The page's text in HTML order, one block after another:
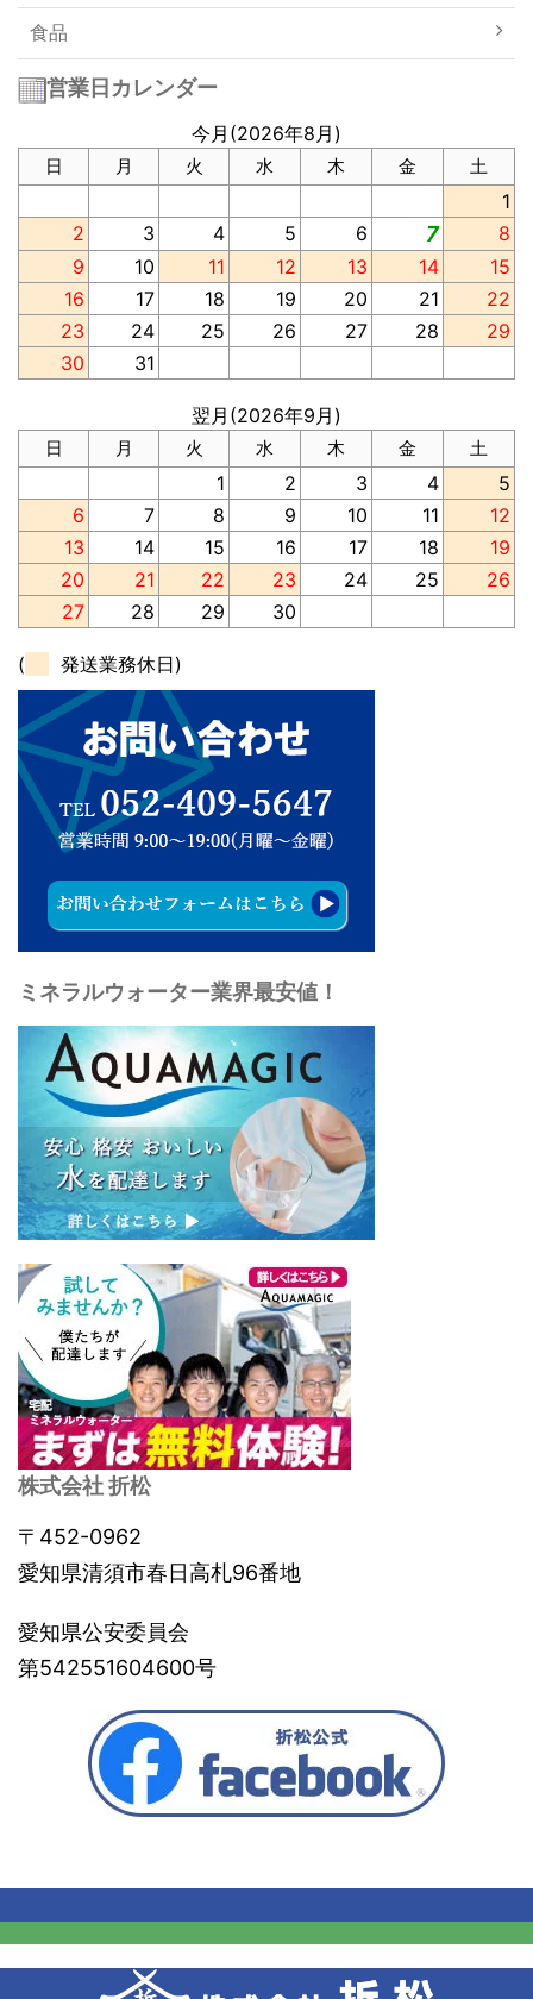
食品
営業日カレンダー
今月(2026年8月)
日 月 火 水 木 金 土
1
2
3 4 5 6 7
8
9
10 11 12 13 14
15
16
17 18 19 20 21
22
23
24 25 26 27 28
29
30
31
翌月(2026年9月)
日 月 火 水 木 金 土
1 2 3 4
5
6
7 8 9 10 11
12
13
14 15 16 17 18
19
20
21 22 23 24 25
26
27
28 29 30
( 発送業務休日)
ミネラルウォーター業界最安値！
株式会社 折松
〒452-0962
愛知県清須市春日高札96番地
愛知県公安委員会
第542551604600号